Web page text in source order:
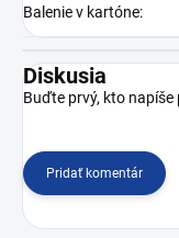
Balenie v kartóne:
Diskusia
Buďte prvý, kto
Pridať komentár